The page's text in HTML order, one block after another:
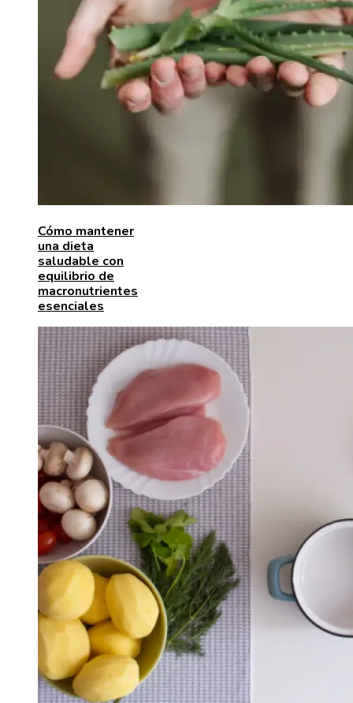
Cómo mantener
una dieta
saludable con
equilibrio de
macronutrientes
esenciales